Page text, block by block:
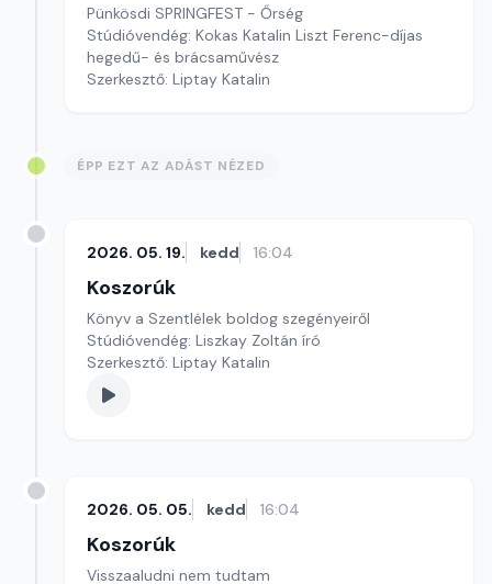
Pünkösdi SPRINGFEST - Őrség
Stúdióvendég: Kokas Katalin Liszt Ferenc-díjas
hegedű- és brácsaművész
Szerkesztő: Liptay Katalin
ÉPP EZT AZ ADÁST NÉZED
2026. 05. 19. kedd 16:04
Koszorúk
Könyv a Szentlélek boldog szegényeiről
Stúdióvendég: Liszkay Zoltán író
Szerkesztő: Liptay Katalin
2026. 05. 05. kedd 16:04
Koszorúk
Visszaaludni nem tudtam